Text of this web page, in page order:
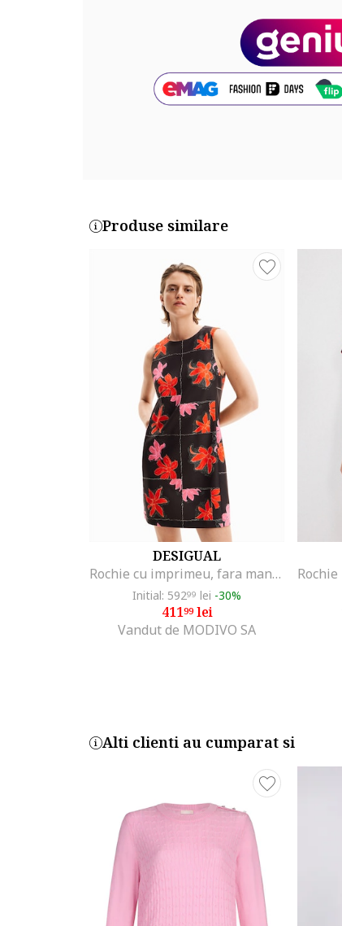
Exterior: 91% poliester, 9% elastan
Produse similare
DESIGUAL
Rochie cu imprimeu, fara maneci, Negru/Rosu vermillion
Initial: 59299 lei -30%
41199lei
Vandut de MODIVO SA
Alti clienti au cumparat si